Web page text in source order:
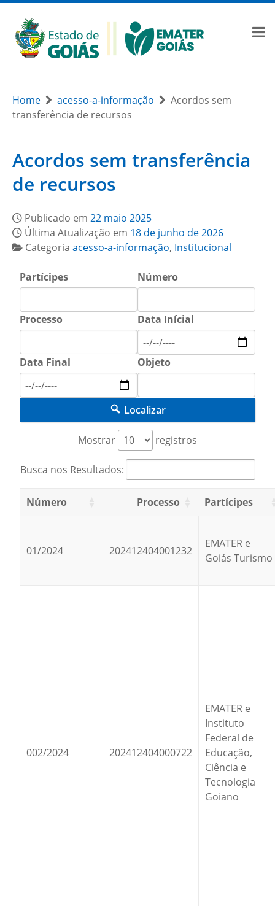
Home acesso-a-informação
Acordos sem
transferência de recursos
Acordos sem transferência
de recursos
Publicado em 22 maio 2025
Última Atualização em 18 de junho de 2026
Categoria acesso-a-informação, Institucional
Partícipes Número
Processo Data Inícial
Data Final Objeto
Localizar
Mostrar registros
Busca nos Resultados:
Número Processo Partícipes
01/2024 202412404001232
EMATER e
Goiás Turismo
002/2024 202412404000722
EMATER e
Instituto
Federal de
Educação,
Ciência e
Tecnologia
Goiano